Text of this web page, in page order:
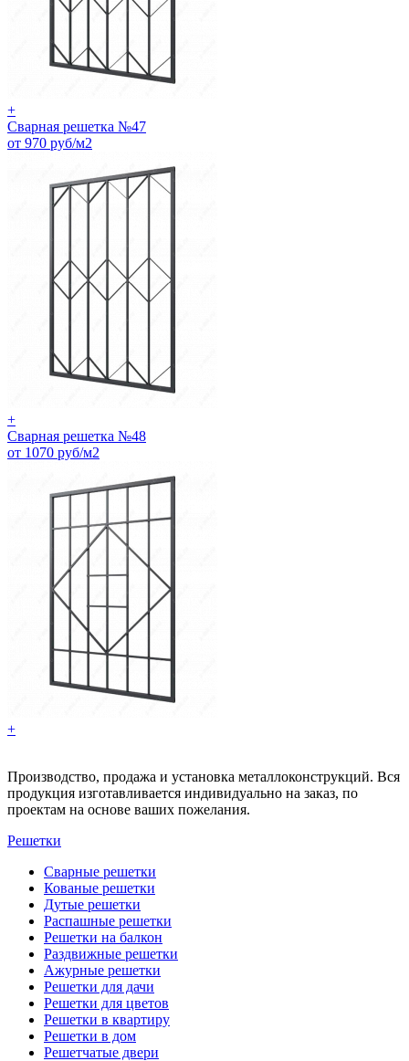
+
Сварная решетка №47
от 970 руб/м2
+
Сварная решетка №48
от 1070 руб/м2
+
Производство, продажа и установка металлоконструкций. Вся
продукция изготавливается индивидуально на заказ, по
проектам на основе ваших пожелания.
Решетки
Сварные решетки
Кованые решетки
Дутые решетки
Распашные решетки
Решетки на балкон
Раздвижные решетки
Ажурные решетки
Решетки для дачи
Решетки для цветов
Решетки в квартиру
Решетки в дом
Решетчатые двери